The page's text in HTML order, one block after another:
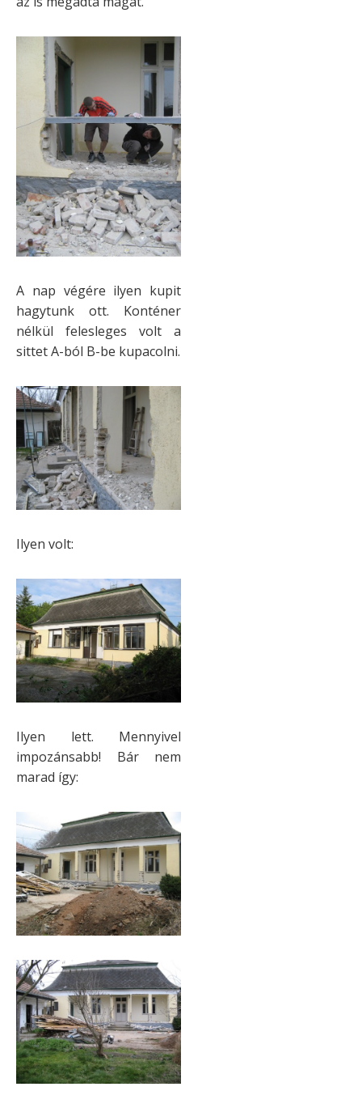
A nap végére ilyen kupit
hagytunk ott. Konténer
nélkül felesleges volt a
sittet A-ból B-be kupacolni.
Ilyen volt:
Ilyen lett. Mennyivel
impozánsabb! Bár nem
marad így: